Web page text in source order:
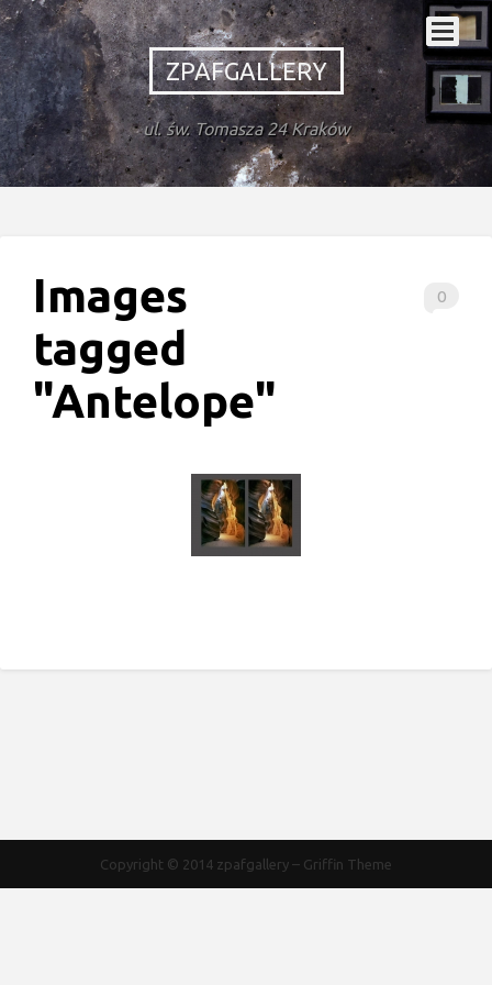
ZPAFGALLERY
ul. św. Tomasza 24 Kraków
0
Images
tagged
"Antelope"
Copyright © 2014 zpafgallery – Griffin Theme